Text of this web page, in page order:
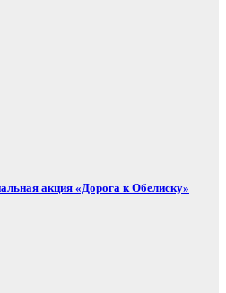
акция «Дорога к Обелиску»